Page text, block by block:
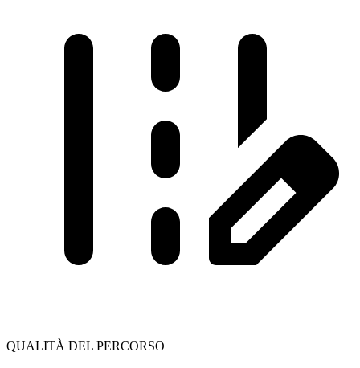
QUALITÀ DEL PERCORSO